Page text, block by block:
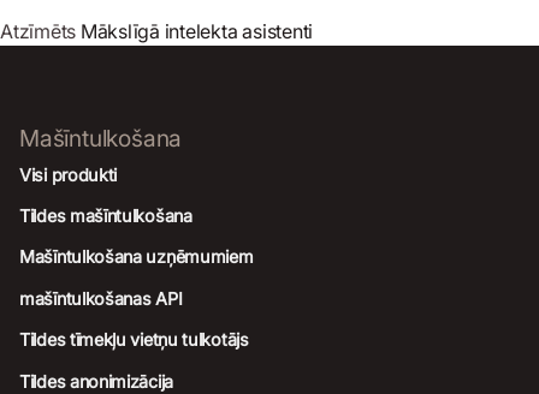
Atzīmēts Mākslīgā intelekta asistenti
Mašīntulkošana
Visi produkti
Tildes mašīntulkošana
Mašīntulkošana uzņēmumiem
mašīntulkošanas API
Tildes tīmekļu vietņu tulkotājs
Tildes anonimizācija